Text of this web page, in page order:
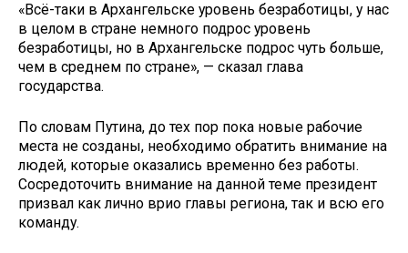
«Всё-таки в Архангельске уровень безработицы, у нас
в целом в стране немного подрос уровень
безработицы, но в Архангельске подрос чуть больше,
чем в среднем по стране», — сказал глава
государства.
По словам Путина, до тех пор пока новые рабочие
места не созданы, необходимо обратить внимание на
людей, которые оказались временно без работы.
Сосредоточить внимание на данной теме президент
призвал как лично врио главы региона, так и всю его
команду.